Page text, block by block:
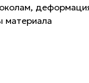
материала